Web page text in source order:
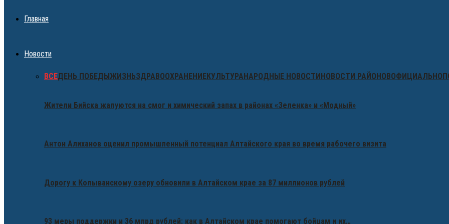
Главная
Новости
ВСЕДЕНЬ ПОБЕДЫЖИЗНЬЗДРАВООХРАНЕНИЕКУЛЬТУРАНАРОДНЫЕ НОВОСТИНОВОСТИ РАЙОНОВОФИЦИАЛЬНО
Жители Бийска жалуются на смог и химический запах в районах «Зеленка» и «Модный»
Антон Алиханов оценил промышленный потенциал Алтайского края во время рабочего визита
Дорогу к Колыванскому озеру обновили в Алтайском крае за 87 миллионов рублей
93 меры поддержки и 36 млрд рублей: как в Алтайском крае помогают бойцам и их…